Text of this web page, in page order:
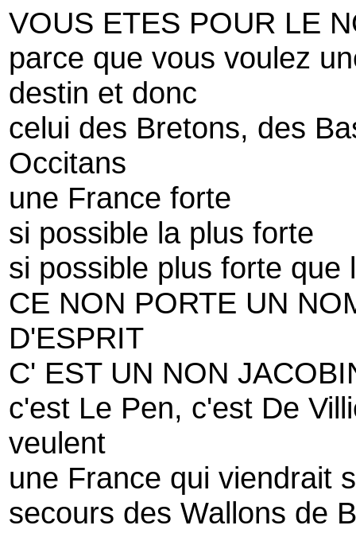
VOUS ETES POUR LE
parce que vous voulez
destin et donc
celui des Bretons, des
Occitans
une France forte
si possible la plus forte
si possible plus forte que
CE NON PORTE UN
D'ESPRIT
C' EST UN NON
c'est Le Pen, c'est De
veulent
une France qui viendrait
secours des Wallons de